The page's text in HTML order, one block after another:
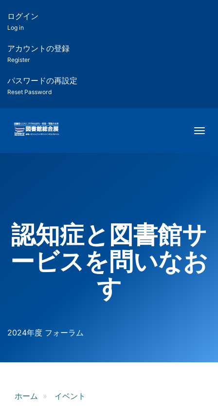
ツ
匿
名
ユ
ー
ー
用
メ
ー
ログイン
Log in
アカウントの登録
Register
パスワードの再設定
Reset Password
認知症と図書館サ
ービスを問いなお
す
2024年度 フォーラム
ホーム イベント